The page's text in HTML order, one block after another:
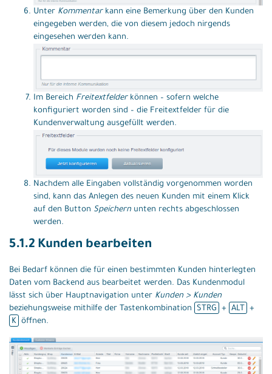
Unter Kommentarkann eine Bemerkung über den Kunden
eingegeben werden, die von diesem jedoch nirgends
eingesehen werden kann.
Im Bereich Freitextfelderkönnen – sofern welche
konfiguriert worden sind – die Freitextfelder für die
Kundenverwaltung ausgefüllt werden.
Nachdem alle Eingaben vollständig vorgenommen worden
sind, kann das Anlegen des neuen Kunden mit einem Klick
auf den Button Speichern unten rechts abgeschlossen
werden.
5.1.2 Kunden bearbeiten
Bei Bedarf können die für einen bestimmten Kunden hinterlegten
Daten vom Backend aus bearbeitet werden. Das Kundenmodul
lässt sich über Hauptnavigation unter Kunden > Kunden
beziehungsweise mithilfe der Tastenkombination
STRG + ALT
+
K öffnen.